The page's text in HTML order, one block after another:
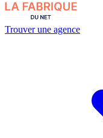
Trouver une agence